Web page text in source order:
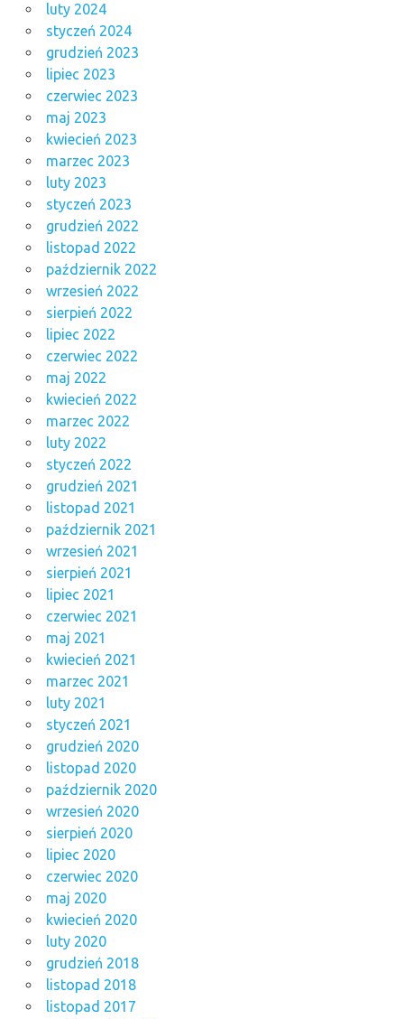
luty 2024
styczeń 2024
grudzień 2023
lipiec 2023
czerwiec 2023
maj 2023
kwiecień 2023
marzec 2023
luty 2023
styczeń 2023
grudzień 2022
listopad 2022
październik 2022
wrzesień 2022
sierpień 2022
lipiec 2022
czerwiec 2022
maj 2022
kwiecień 2022
marzec 2022
luty 2022
styczeń 2022
grudzień 2021
listopad 2021
październik 2021
wrzesień 2021
sierpień 2021
lipiec 2021
czerwiec 2021
maj 2021
kwiecień 2021
marzec 2021
luty 2021
styczeń 2021
grudzień 2020
listopad 2020
październik 2020
wrzesień 2020
sierpień 2020
lipiec 2020
czerwiec 2020
maj 2020
kwiecień 2020
luty 2020
grudzień 2018
listopad 2018
listopad 2017